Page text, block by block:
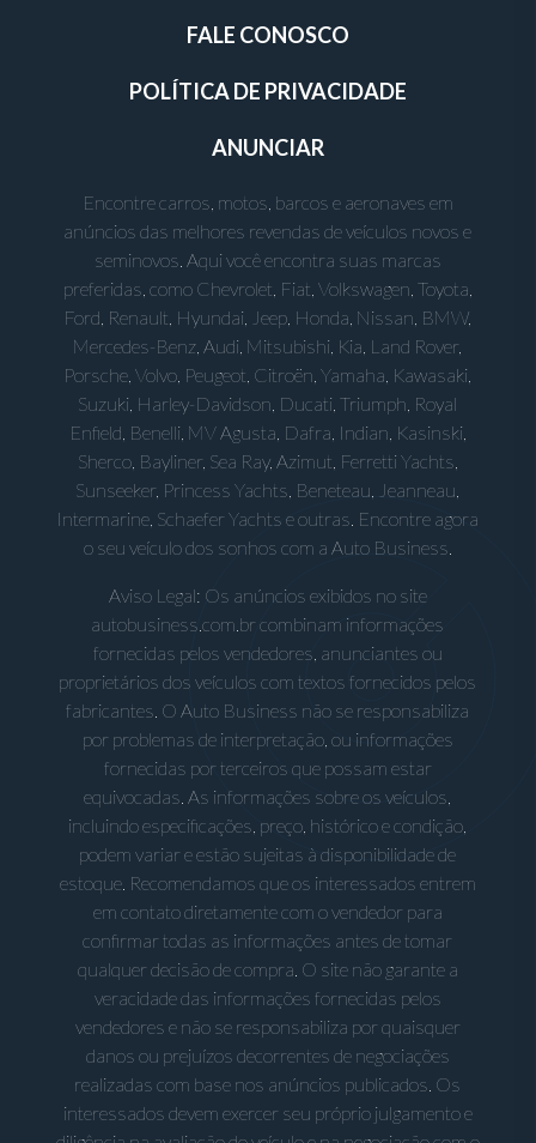
FALE CONOSCO
POLÍTICA DE PRIVACIDADE
ANUNCIAR
Encontre carros, motos, barcos e aeronaves em
anúncios das melhores revendas de veículos novos e
seminovos. Aqui você encontra suas marcas
preferidas, como Chevrolet, Fiat, Volkswagen, Toyota,
Ford, Renault, Hyundai, Jeep, Honda, Nissan, BMW,
Mercedes-Benz, Audi, Mitsubishi, Kia, Land Rover,
Porsche, Volvo, Peugeot, Citroën, Yamaha, Kawasaki,
Suzuki, Harley-Davidson, Ducati, Triumph, Royal
Enfield, Benelli, MV Agusta, Dafra, Indian, Kasinski,
Sherco, Bayliner, Sea Ray, Azimut, Ferretti Yachts,
Sunseeker, Princess Yachts, Beneteau, Jeanneau,
Intermarine, Schaefer Yachts e outras. Encontre agora
o seu veículo dos sonhos com a Auto Business.
Aviso Legal: Os anúncios exibidos no site
autobusiness.com.br combinam informações
fornecidas pelos vendedores, anunciantes ou
proprietários dos veículos com textos fornecidos pelos
fabricantes. O Auto Business não se responsabiliza
por problemas de interpretação, ou informações
fornecidas por terceiros que possam estar
equivocadas. As informações sobre os veículos,
incluindo especificações, preço, histórico e condição,
podem variar e estão sujeitas à disponibilidade de
estoque. Recomendamos que os interessados entrem
em contato diretamente com o vendedor para
confirmar todas as informações antes de tomar
qualquer decisão de compra. O site não garante a
veracidade das informações fornecidas pelos
vendedores e não se responsabiliza por quaisquer
danos ou prejuízos decorrentes de negociações
realizadas com base nos anúncios publicados. Os
interessados devem exercer seu próprio julgamento e